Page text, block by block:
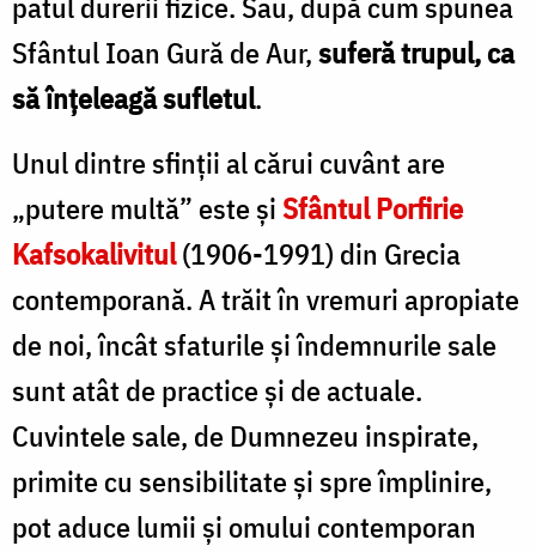
Sfântul Ioan Gură de Aur,suferă trupul, ca
să înțeleagă sufletul.
Unul dintre sfinții al cărui cuvânt are
„putere multă” este șiSfântul Porfirie
Kafsokalivitul(1906-1991) din Grecia
contemporană. A trăit în vremuri apropiate
de noi, încât sfaturile și îndemnurile sale
sunt atât de practice și de actuale.
Cuvintele sale, de Dumnezeu inspirate,
primite cu sensibilitate și spre împlinire,
pot aduce lumii și omului contemporan